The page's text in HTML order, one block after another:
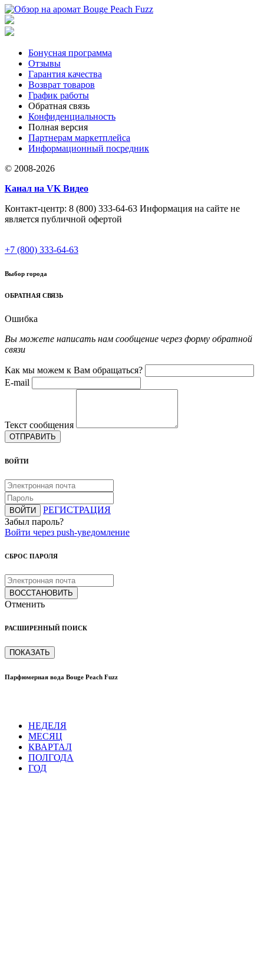
Бонусная программа
Отзывы
Гарантия качества
Возврат товаров
График работы
Обратная связь
Конфиденциальность
Полная версия
Партнерам маркетплейса
Информационный посредник
© 2008-2026
Канал на VK Видео
Контакт-центр: 8 (800) 333-64-63 Информация на сайте не
является публичной офертой
+7 (800) 333-64-63
Выбор города
ОБРАТНАЯ СВЯЗЬ
Ошибка
Вы можете написать нам сообщение через форму обратной
связи
Как мы можем к Вам обращаться?
E-mail
Текст сообщения
ОТПРАВИТЬ
ВОЙТИ
ВОЙТИ
РЕГИСТРАЦИЯ
Забыл пароль?
Войти через push-уведомление
СБРОС ПАРОЛЯ
ВОССТАНОВИТЬ
Отменить
РАСШИРЕННЫЙ ПОИСК
ПОКАЗАТЬ
Парфюмерная вода Bouge Peach Fuzz
НЕДЕЛЯ
МЕСЯЦ
КВАРТАЛ
ПОЛГОДА
ГОД